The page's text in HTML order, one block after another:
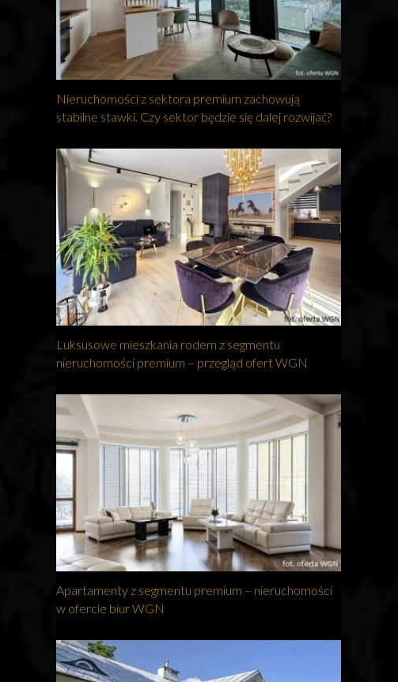
Nieruchomości z sektora premium zachowują
stabilne stawki. Czy sektor będzie się dalej rozwijać?
Luksusowe mieszkania rodem z segmentu
nieruchomości premium – przegląd ofert WGN
Apartamenty z segmentu premium – nieruchomości
w ofercie biur WGN